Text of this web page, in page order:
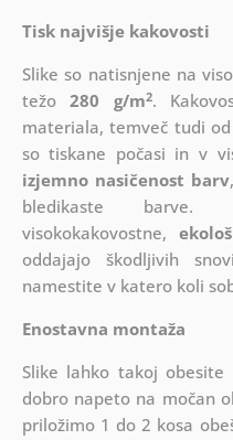
Tisk najvišje kakovosti
Slike so natisnjene na
težo280 g/m2.
materiala, temveč tudi
so tiskane počasi in v
izjemno nasičenost barv
bledikaste barve.
visokokakovostne,
oddajajo škodljivih
namestite v katero koli
Enostavna montaža
Slike lahko takoj
dobro napeto na močan
priložimo 1 do 2 kosa